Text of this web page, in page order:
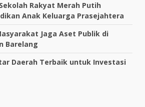
Rakyat Merah Putih
Anak Keluarga Prasejahtera
Jaga Aset Publik di
Barelang
Daerah Terbaik untuk Investasi